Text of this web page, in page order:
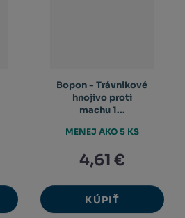
Bopon - Trávnikové
hnojivo proti
machu 1...
4,61 €
KÚPIŤ
MENEJ AKO 5 KS